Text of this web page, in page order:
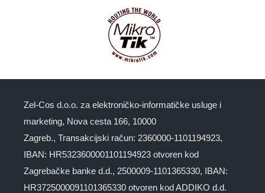
Zel-Cos d.o.o. za elektroničko-informatičke usluge i
marketing, Nova cesta 166, 10000
Zagreb., Transakcijski račun: 2360000-1101194923,
IBAN: HR5323600001101194923 otvoren kod
Zagrebačke banke d.d., 2500009-1101365330, IBAN:
HR3725000091101365330 otvoren kod ADDIKO d.d.